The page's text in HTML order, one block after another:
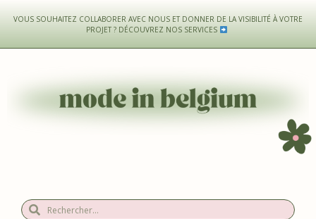
VOUS SOUHAITEZ COLLABORER AVEC NOUS ET DONNER DE LA VISIBILITÉ À VOTRE
PROJET ? DÉCOUVREZ NOS SERVICES